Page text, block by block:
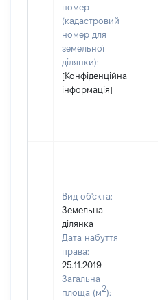
номер
(кадастровий
номер для
земельної
ділянки):
[Конфіденційна
інформація]
Вид об'єкта:
Земельна
ділянка
Дата набуття
права:
25.11.2019
Загальна
площа (м2):